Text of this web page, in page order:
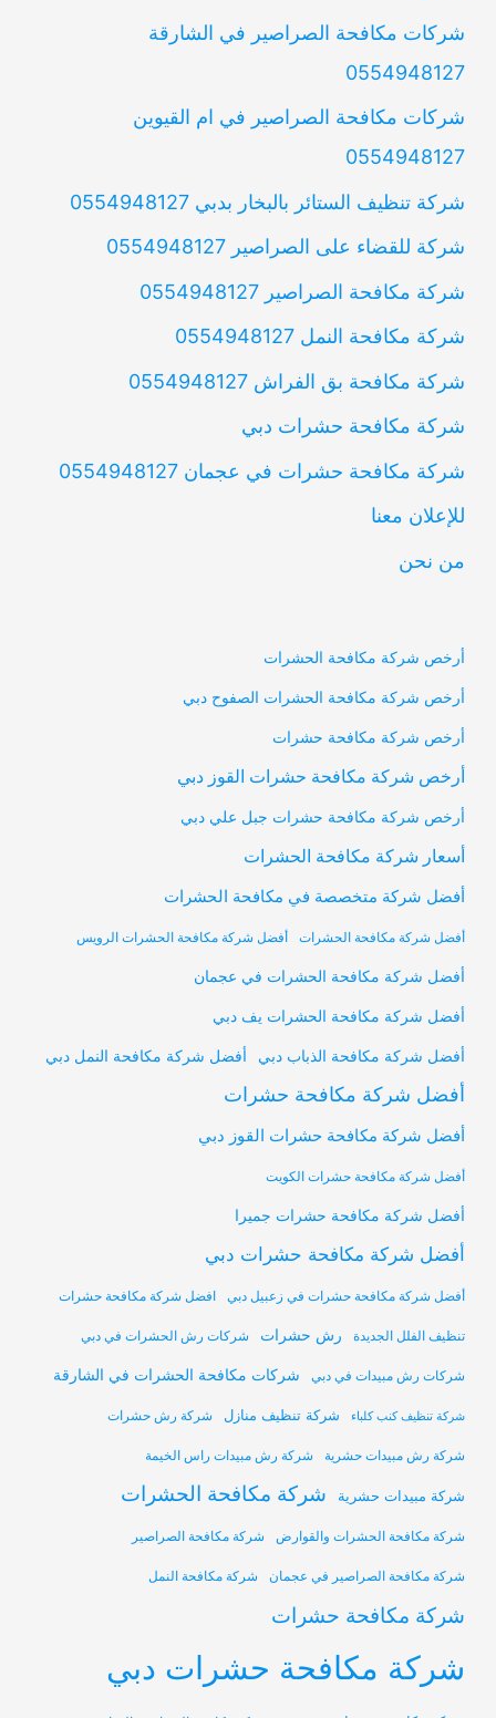
شركات مكافحة الصراصير في الشارقة
0554948127
شركات مكافحة الصراصير في ام القيوين
0554948127
شركة تنظيف الستائر بالبخار بدبي 0554948127
شركة للقضاء على الصراصير 0554948127
شركة مكافحة الصراصير 0554948127
شركة مكافحة النمل 0554948127
شركة مكافحة بق الفراش 0554948127
شركة مكافحة حشرات دبي
شركة مكافحة حشرات في عجمان 0554948127
للإعلان معنا
من نحن
أرخص شركة مكافحة الحشرات
أرخص شركة مكافحة الحشرات الصفوح دبي
أرخص شركة مكافحة حشرات
أرخص شركة مكافحة حشرات القوز دبي
أرخص شركة مكافحة حشرات جبل علي دبي
أسعار شركة مكافحة الحشرات
أفضل شركة متخصصة في مكافحة الحشرات
أفضل شركة مكافحة الحشرات أفضل شركة مكافحة الحشرات الرويس
أفضل شركة مكافحة الحشرات في عجمان
أفضل شركة مكافحة الحشرات يف دبي
أفضل شركة مكافحة الذباب دبي أفضل شركة مكافحة النمل دبي
أفضل شركة مكافحة حشرات
أفضل شركة مكافحة حشرات القوز دبي
أفضل شركة مكافحة حشرات الكويت
أفضل شركة مكافحة حشرات جميرا
أفضل شركة مكافحة حشرات دبي
أفضل شركة مكافحة حشرات في زعبيل دبي افضل شركة مكافحة حشرات
تنظيف الفلل الجديدة رش حشرات شركات رش الحشرات في دبي
شركات رش مبيدات في دبي شركات مكافحة الحشرات في الشارقة
شركة تنظيف كنب كلباء شركة تنظيف منازل شركة رش حشرات
شركة رش مبيدات حشرية شركة رش مبيدات راس الخيمة
شركة مبيدات حشرية شركة مكافحة الحشرات
شركة مكافحة الحشرات والقوارض شركة مكافحة الصراصير
شركة مكافحة الصراصير في عجمان شركة مكافحة النمل
شركة مكافحة حشرات
شركة مكافحة حشرات دبي